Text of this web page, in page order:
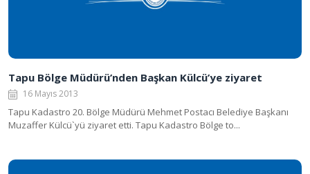
Tapu Bölge Müdürü’nden Başkan Külcü’ye ziyaret
16 Mayıs 2013
Tapu Kadastro 20. Bölge Müdürü Mehmet Postacı Belediye Başkanı
Muzaffer Külcü`yü ziyaret etti. Tapu Kadastro Bölge to...